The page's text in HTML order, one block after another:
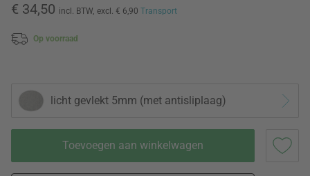
€ 34,50 incl. BTW, excl. € 6,90 Transport
Op voorraad
licht gevlekt 5mm (met antisliplaag)
Toevoegen aan winkelwagen